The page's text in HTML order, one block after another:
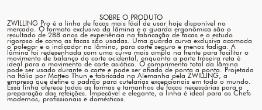
SOBRE O PRODUTO
ZWILLING Pro é a linha de facas mais fácil de usar hoje disponível no
mercado. O formato exclusivo da lâmina e a guarda ergonômica são o
resultado de 288 anos de experiência na fabricação de facas e o estudo
rigoroso de como as facas são usadas. Uma guarda curva exclusiva acomoda
o polegar e o indicador na lâmina, para corte seguro e menos fadiga. A
lâmina foi redesenhada com uma curva mais ampla na frente para facilitar o
movimento de balanço do corte ocidental, enquanto a parte traseira reta é
ideal para o movimento de corte asiático. O comprimento total da lâmina
pode ser usado durante o corte e pode ser afiado de ponta a ponta. Projetada
na Itália por Matteo Thun e fabricada na Alemanha pela ZWILLING, a
empresa que define o padrão para cutelarias excepcionais em todo o mundo.
Essa linha oferece todas as formas e tamanhos de facas necessárias para a
preparação das refeições. Impecável e elegante, a linha é ideal para os Chefs
modernos, profissionais e domésticos.